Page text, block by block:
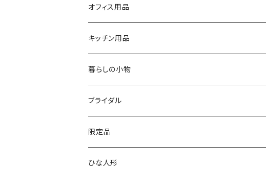
シルバーリングタイプ
シルバーリングプレミアム
文字盤ツートンタイプ
寄木タイプ
プレミアムタイプ
腕時計用ディスプレイ
振り子時計
丸型・耳付き振り子時計
切り株振り子時計
掛置時計
MARU時計
ふくろう
風景
思い出
オフィス用品
USBメモリー
銘木シリーズ
アートシリーズ
ICカードケース
シンプル
窓付き
IDカードケース
窓付き
名刺サイズ
クリップボード
キッチン用品
カッティングボード
暮らしの小物
スイッチプレート
標準
ワイド
表札
ペーパーホルダー
ブライダル
限定品
ひな人形